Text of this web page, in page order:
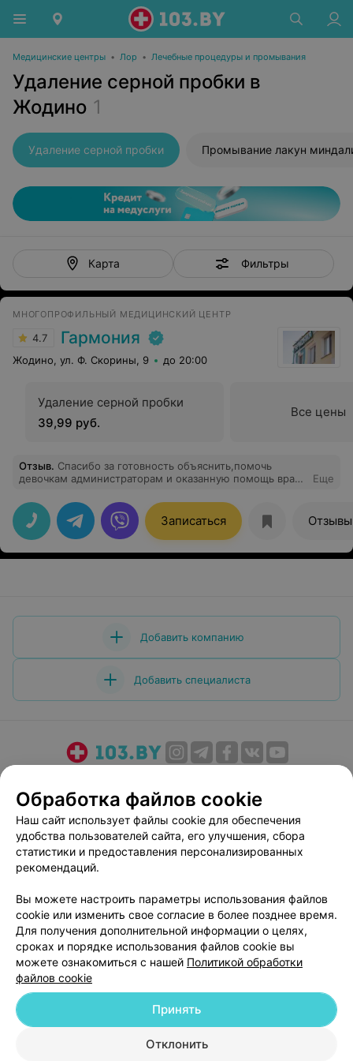
Медицинские центры • Лор • Лечебные процедуры и промывания
Удаление серной пробки в
Жодино 1
Удаление серной пробки Промывание лакун
Карта Фильтры
МНОГОПРОФИЛЬНЫЙ МЕДИЦИНСКИЙ ЦЕНТР
4.7 Гармония
Жодино, ул. Ф. Скорины, 9 до 20:00
Удаление серной пробки
39,99 руб.
Все цены
Отзыв. Спасибо за готовность объяснить,помочь
девочкам администраторам и оказанную помощь врача
сыну.
Еще
Записаться Отзывы
Добавить компанию
Добавить специалиста
Медицинский маркетинг
Публичный договор
Пользовательское соглашение
Способы оплаты
Вакансии
Партнеры
Персональные настройки cookie
Обработка персональных данных
© 2026 ООО «Артокс Лаб», УНП 191700409| 220012, Республика Беларусь,
Обработка файлов cookie
Наш сайт использует файлы cookie для обеспечения
удобства пользователей сайта, его улучшения, сбора
статистики и предоставления персонализированных
рекомендаций.
Вы можете настроить параметры использования файлов
cookie или изменить свое согласие в более позднее время.
Для получения дополнительной информации о целях,
сроках и порядке использования файлов cookie вы
можете ознакомиться с нашей Политикой обработки
файлов cookie
Отклонить
Принять